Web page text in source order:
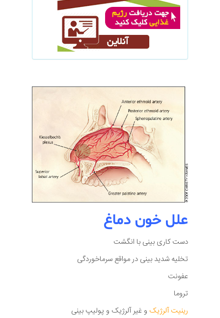
علل خون دماغ
دست کاری بینی با انگشت
تخلیه شدید بینی در مواقع سرماخوردگی
عفونت
تروما
رینیت آلرژیک و غیر آلرژیک و پولیپ بینی